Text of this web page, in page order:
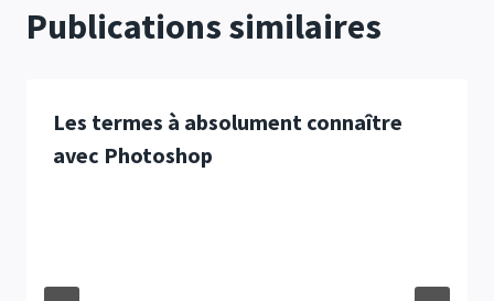
Publications similaires
Les termes à absolument connaître
avec Photoshop